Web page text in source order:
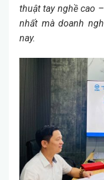
thuật tay nghề cao
nhất mà doanh
nay.